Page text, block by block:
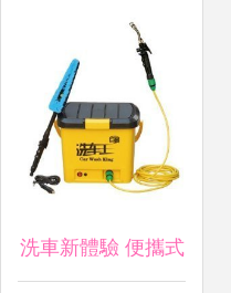
洗車新體驗 便攜式